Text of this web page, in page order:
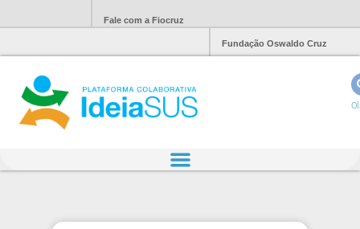
Fale com a Fiocruz
Fundação Oswaldo Cruz